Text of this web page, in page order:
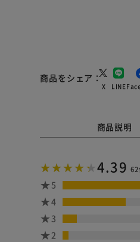
商品をシェア
X LINE
商品説明
4.39 62
5
4
3
2